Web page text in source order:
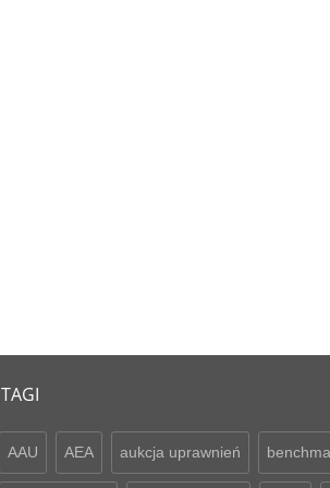
TAGI
AAU AEA aukcja uprawnień